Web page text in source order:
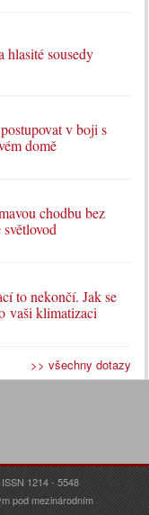
hlasité sousedy
v boji s
domě
chodbu bez
to nekončí. Jak se
vaši klimatizaci
>> všechny dotazy
1214 - 5548
pod mezinárodním